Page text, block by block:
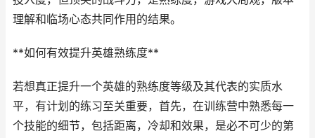
理解和临场心态共同作用的结果。
**如何有效提升英雄熟练度**
若想真正提升一个英雄的熟练度等级及其代表的实质水
平，有计划的练习至关重要，首先，在训练营中熟悉每一
个技能的细节，包括距离，冷却和效果，是必不可少的第